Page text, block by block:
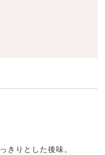
きりとした後味。